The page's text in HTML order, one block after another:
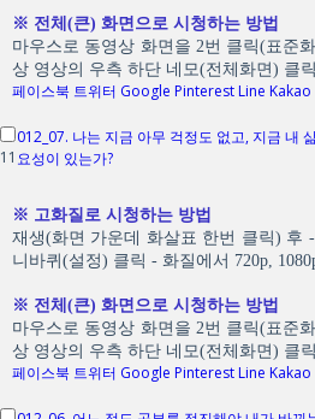
※ 전체(큰) 화면으로 시청하는 방법
마우스로 동영상 화면을 2번 클릭(표준
상 영상의 우측 하단 네모(전체화면) 클릭
페이스북 트위터 Google Pinterest Line Kakao
11
012_07. 나는 지금 아무 걱정도 없고, 지금 내
요성이 있는가?
※ 고화질로 시청하는 방법
재생(화면 가운데 화살표 한번 클릭) 후
니바퀴(설정) 클릭 - 화질에서 720p,
※ 전체(큰) 화면으로 시청하는 방법
마우스로 동영상 화면을 2번 클릭(표준
상 영상의 우측 하단 네모(전체화면) 클릭
페이스북 트위터 Google Pinterest Line Kakao